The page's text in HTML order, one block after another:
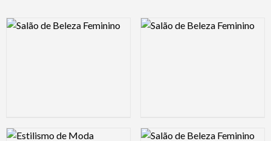
Logo Preview Image Logo Preview Image
Logo Preview Image Logo Preview Image